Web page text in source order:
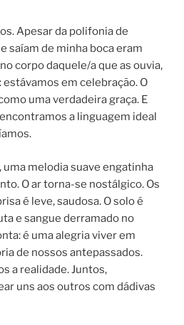
Apesar da polifonia de
saíam de minha boca eram
corpo daquele/a que as ouvia,
em celebração. O
uma verdadeira graça. E
a linguagem ideal
uma melodia suave engatinha
O ar torna-se nostálgico. Os
é leve, saudosa. O solo é
e sangue derramado no
é uma alegria viver em
de nossos antepassados.
a realidade. Juntos,
uns aos outros com dádivas